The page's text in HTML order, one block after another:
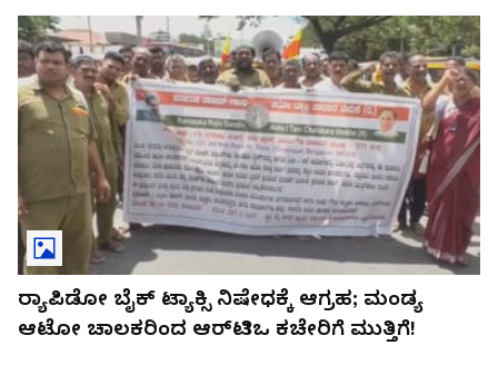
ರ‍್ಯಾಪಿಡೋ ಬೈಕ್ ಟ್ಯಾಕ್ಸಿ ನಿಷೇಧಕ್ಕೆ ಆಗ್ರಹ; ಮಂಡ್ಯ
ಆಟೋ ಚಾಲಕರಿಂದ ಆರ್‌ಟಿಒ ಕಚೇರಿಗೆ ಮುತ್ತಿಗೆ!